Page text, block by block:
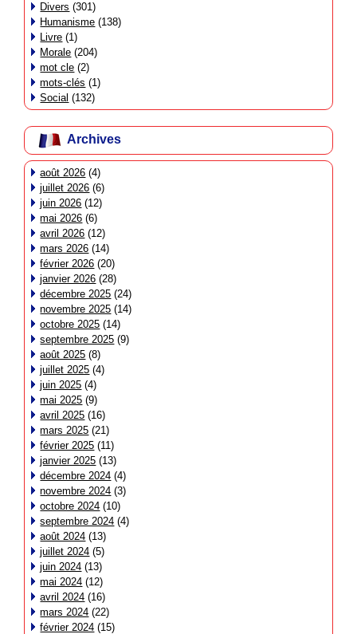
Divers (301)
Humanisme (138)
Livre (1)
Morale (204)
mot cle (2)
mots-clés (1)
Social (132)
Archives
août 2026 (4)
juillet 2026 (6)
juin 2026 (12)
mai 2026 (6)
avril 2026 (12)
mars 2026 (14)
février 2026 (20)
janvier 2026 (28)
décembre 2025 (24)
novembre 2025 (14)
octobre 2025 (14)
septembre 2025 (9)
août 2025 (8)
juillet 2025 (4)
juin 2025 (4)
mai 2025 (9)
avril 2025 (16)
mars 2025 (21)
février 2025 (11)
janvier 2025 (13)
décembre 2024 (4)
novembre 2024 (3)
octobre 2024 (10)
septembre 2024 (4)
août 2024 (13)
juillet 2024 (5)
juin 2024 (13)
mai 2024 (12)
avril 2024 (16)
mars 2024 (22)
février 2024 (15)